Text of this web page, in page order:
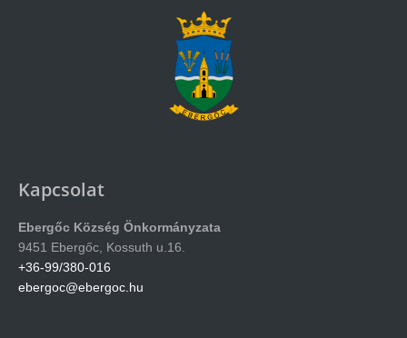
Kapcsolat
Ebergőc Község Önkormányzata
9451 Ebergőc, Kossuth u.16.
+36-99/380-016
ebergoc@ebergoc.hu